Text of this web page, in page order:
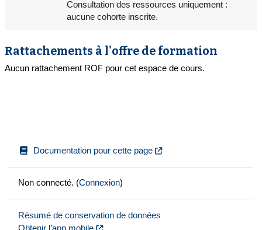
Consultation des ressources uniquement :
aucune cohorte inscrite.
Rattachements à l'offre de formation
Aucun rattachement ROF pour cet espace de cours.
Documentation pour cette page
Non connecté. (Connexion)
Résumé de conservation de données